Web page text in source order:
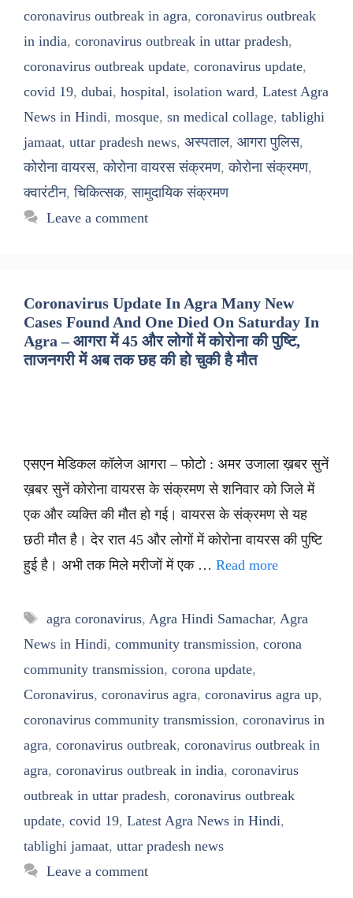
coronavirus outbreak in agra, coronavirus outbreak
in india, coronavirus outbreak in uttar pradesh,
coronavirus outbreak update, coronavirus update,
covid 19, dubai, hospital, isolation ward, Latest Agra
News in Hindi, mosque, sn medical collage, tablighi
jamaat, uttar pradesh news, अस्पताल, आगरा पुलिस,
कोरोना वायरस,कोरोना वायरस संक्रमण,कोरोना संक्रमण,
क्वारंटीन,चिकित्सक,सामुदायिक संक्रमण
Leave a comment
Coronavirus Update In Agra Many New
Cases Found And One Died On Saturday In
Agra – आगरा में 45 और लोगों में कोरोना की पुष्टि,
ताजनगरी में अब तक छह की हो चुकी है मौत
एसएन मेडिकल कॉलेज आगरा – फोटो : अमर उजाला ख़बर सुनें
ख़बर सुनें कोरोना वायरस के संक्रमण से शनिवार को जिले में
एक और व्यक्ति की मौत हो गई। वायरस के संक्रमण से यह
छठी मौत है। देर रात 45 और लोगों में कोरोना वायरस की पुष्टि
हुई है। अभी तक मिले मरीजों में एक … Read more
Tags
agra coronavirus, Agra Hindi Samachar, Agra
News in Hindi, community transmission, corona
community transmission, corona update,
Coronavirus, coronavirus agra, coronavirus agra up,
coronavirus community transmission, coronavirus in
agra, coronavirus outbreak, coronavirus outbreak in
agra, coronavirus outbreak in india, coronavirus
outbreak in uttar pradesh, coronavirus outbreak
update, covid 19, Latest Agra News in Hindi,
tablighi jamaat, uttar pradesh news
Leave a comment